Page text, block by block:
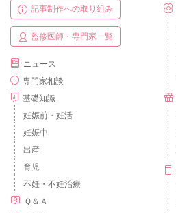
記事制作への取り組み
監修医師・専門家一覧
ニュース
専門家相談
基礎知識
妊娠前・妊活
妊娠中
出産
育児
不妊・不妊治療
Ｑ＆Ａ